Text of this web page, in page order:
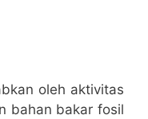
oleh aktivitas
bahan bakar fosil